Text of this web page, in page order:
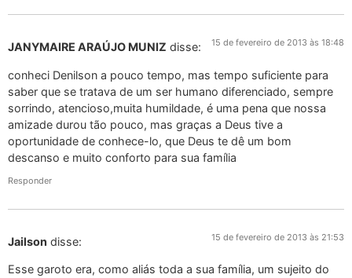
JANYMAIRE ARAÚJO MUNIZ disse: 15 de fevereiro de 2013 às 18:48
conheci Denilson a pouco tempo, mas tempo suficiente para
saber que se tratava de um ser humano diferenciado, sempre
sorrindo, atencioso,muita humildade, é uma pena que nossa
amizade durou tão pouco, mas graças a Deus tive a
oportunidade de conhece-lo, que Deus te dê um bom
descanso e muito conforto para sua família
Responder
Jailson disse: 15 de fevereiro de 2013 às 21:53
Esse garoto era, como aliás toda a sua família, um sujeito do